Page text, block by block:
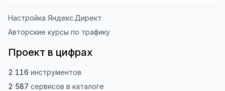
Настройка Яндекс.Директ
Авторские курсы по трафику
Проект в цифрах
2 116 инструментов
2 587 сервисов в каталоге